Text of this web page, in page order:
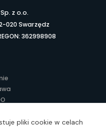
z o.o.
020 Swarzędz
362998908
pliki cookie w celach